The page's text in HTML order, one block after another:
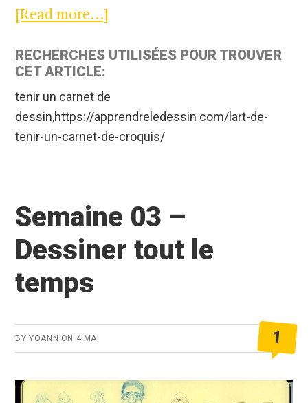
[Read more…]
de
tenir
un
carnet
RECHERCHES UTILISÉES POUR TROUVER
CET ARTICLE:
tenir un carnet de
dessin,https://apprendreledessin com/lart-de-
tenir-un-carnet-de-croquis/
Semaine 03 –
Dessiner tout le
temps
BYYOANN ON 4 MAI 1